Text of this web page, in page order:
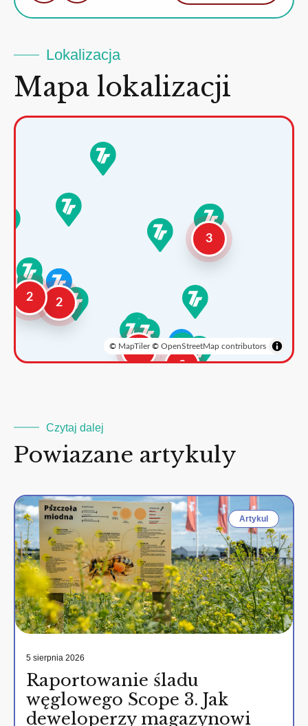
Lokalizacja
Mapa lokalizacji
2
2
3
2
3
© MapTiler© OpenStreetMap contributors
Czytaj dalej
Powiazane artykuly
Artykul
5 sierpnia 2026
Raportowanie śladu
węglowego Scope 3. Jak
deweloperzy magazynowi